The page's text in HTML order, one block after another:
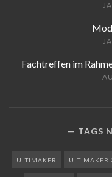
Fachtreffen im
TAGS
ULTIMAKER ULTIMAKER